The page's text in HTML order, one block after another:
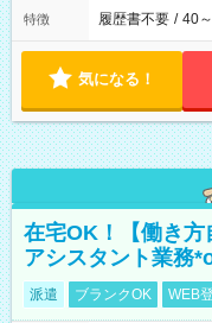
特徴 履歴書不要 / 40
気になる！
在宅OK！【働き
アシスタント業務
派遣 ブランクOK WEB